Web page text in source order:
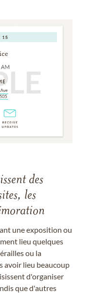
des
les
une exposition ou
lieu quelques
ou la
avoir lieu beaucoup
d'organiser
que d'autres